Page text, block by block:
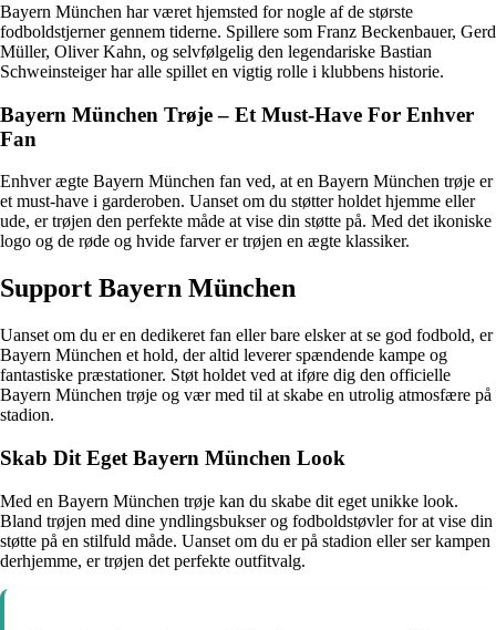
Bayern München har været hjemsted for nogle af de største
fodboldstjerner gennem tiderne. Spillere som Franz Beckenbauer, Gerd
Müller, Oliver Kahn, og selvfølgelig den legendariske Bastian
Schweinsteiger har alle spillet en vigtig rolle i klubbens historie.
Bayern München Trøje – Et Must-Have For Enhver
Fan
Enhver ægte Bayern München fan ved, at en Bayern München trøje er
et must-have i garderoben. Uanset om du støtter holdet hjemme eller
ude, er trøjen den perfekte måde at vise din støtte på. Med det ikoniske
logo og de røde og hvide farver er trøjen en ægte klassiker.
Support Bayern München
Uanset om du er en dedikeret fan eller bare elsker at se god fodbold, er
Bayern München et hold, der altid leverer spændende kampe og
fantastiske præstationer. Støt holdet ved at iføre dig den officielle
Bayern München trøje og vær med til at skabe en utrolig atmosfære på
stadion.
Skab Dit Eget Bayern München Look
Med en Bayern München trøje kan du skabe dit eget unikke look.
Bland trøjen med dine yndlingsbukser og fodboldstøvler for at vise din
støtte på en stilfuld måde. Uanset om du er på stadion eller ser kampen
derhjemme, er trøjen det perfekte outfitvalg.